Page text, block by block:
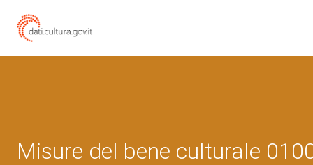
Misure del bene culturale